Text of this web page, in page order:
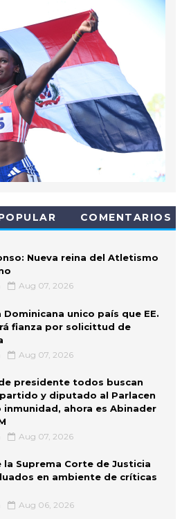
COMENTARIOS
Nueva reina del Atletismo
Aug 07, 2026
Dominicana unico país que EE.
fianza por solicittud de
Aug 07, 2026
presidente todos buscan
y diputado al Parlacen
inmunidad, ahora es Abinader
Aug 07, 2026
la Suprema Corte de Justicia
en ambiente de críticas
Aug 06, 2026